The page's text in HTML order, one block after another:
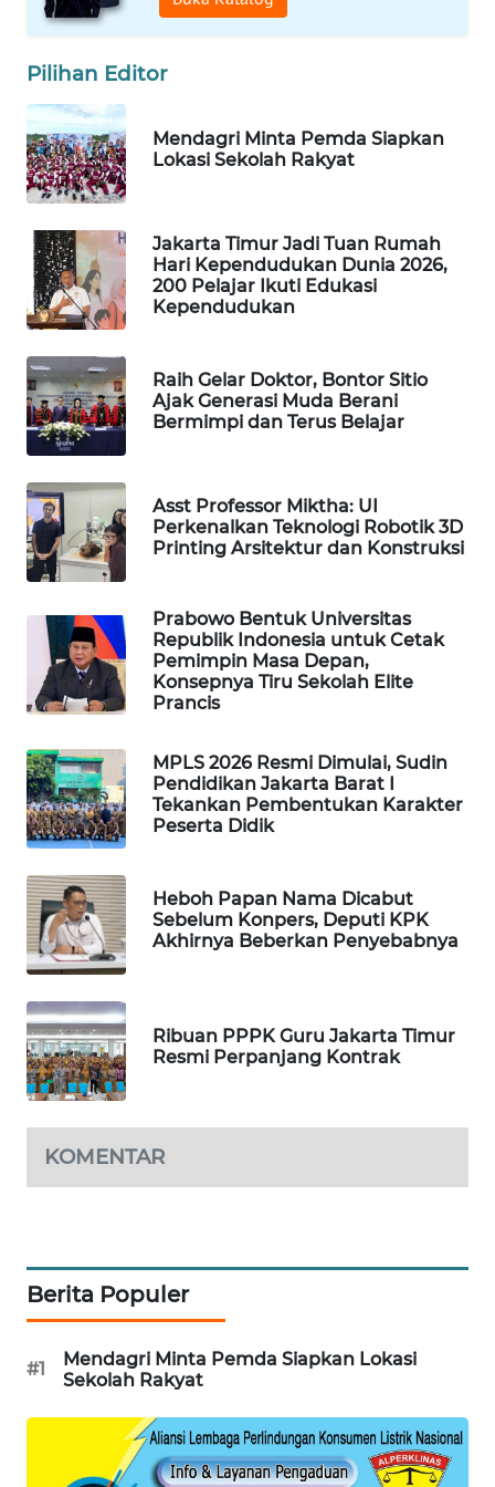
Pilihan Editor
Mendagri Minta Pemda Siapkan
Lokasi Sekolah Rakyat
Jakarta Timur Jadi Tuan Rumah
Hari Kependudukan Dunia 2026,
200 Pelajar Ikuti Edukasi
Kependudukan
Raih Gelar Doktor, Bontor Sitio
Ajak Generasi Muda Berani
Bermimpi dan Terus Belajar
Asst Professor Miktha: UI
Perkenalkan Teknologi Robotik 3D
Printing Arsitektur dan Konstruksi
Prabowo Bentuk Universitas
Republik Indonesia untuk Cetak
Pemimpin Masa Depan,
Konsepnya Tiru Sekolah Elite
Prancis
MPLS 2026 Resmi Dimulai, Sudin
Pendidikan Jakarta Barat I
Tekankan Pembentukan Karakter
Peserta Didik
Heboh Papan Nama Dicabut
Sebelum Konpers, Deputi KPK
Akhirnya Beberkan Penyebabnya
Ribuan PPPK Guru Jakarta Timur
Resmi Perpanjang Kontrak
KOMENTAR
Berita Populer
#1
Mendagri Minta Pemda Siapkan Lokasi
Sekolah Rakyat
WAHANA
WAHANA
UMKM
WAHANA
WAHANA
PERSONA
WAHANA
OTOMOTIF
WAHANA
HEALTH
WAHANA
DESA
WISATA
LAPAK
WAHANA
Wahana
KONSUMEN
LISTRIK
KELISTRIKAN
WALINKI
ID
MAWAKA
ID
NET
PLN
MKLI
LKKI